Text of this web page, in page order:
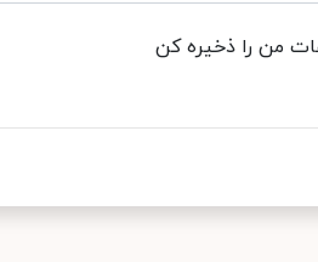
من را ذخیره کن